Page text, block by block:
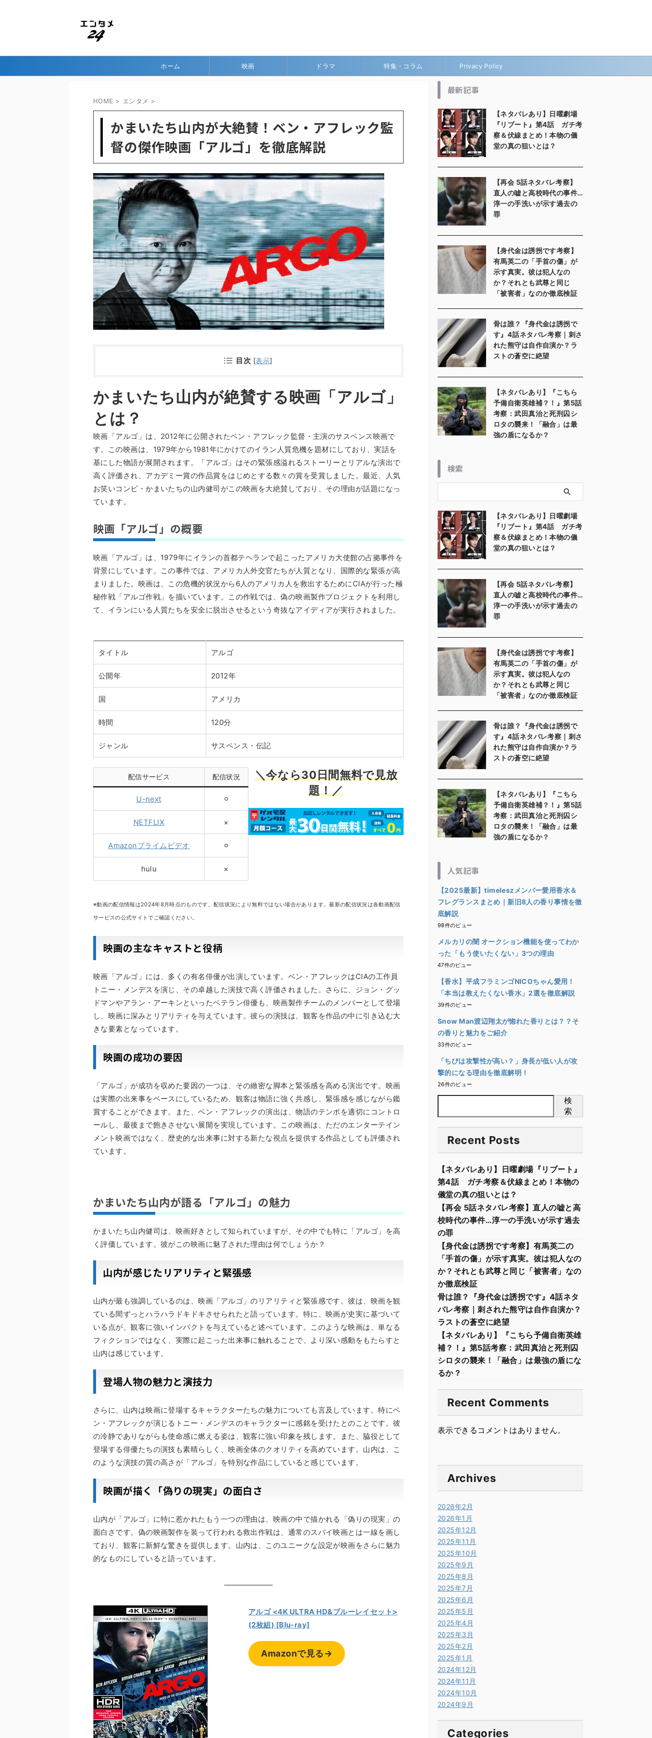
ホーム 映画 ドラマ 特集・コラム Privacy Policy
HOME > エンタメ >
かまいたち山内が大絶賛！ベン・アフレック監
督の傑作映画「アルゴ」を徹底解説
目次 [表示]
かまいたち山内が絶賛する映画「アルゴ」
とは？
映画「アルゴ」は、2012年に公開されたベン・アフレック監督・主演のサスペンス映画で
す。この映画は、1979年から1981年にかけてのイラン人質危機を題材にしており、実話を
基にした物語が展開されます。「アルゴ」はその緊張感溢れるストーリーとリアルな演出で
高く評価され、アカデミー賞の作品賞をはじめとする数々の賞を受賞しました。最近、人気
お笑いコンビ・かまいたちの山内健司がこの映画を大絶賛しており、その理由が話題になっ
ています。
映画「アルゴ」の概要
映画「アルゴ」は、1979年にイランの首都テヘランで起こったアメリカ大使館の占拠事件を
背景にしています。この事件では、アメリカ人外交官たちが人質となり、国際的な緊張が高
まりました。映画は、この危機的状況から6人のアメリカ人を救出するためにCIAが行った極
秘作戦「アルゴ作戦」を描いています。この作戦では、偽の映画製作プロジェクトを利用し
て、イランにいる人質たちを安全に脱出させるという奇抜なアイディアが実行されました。
タイトル アルゴ
公開年 2012年
国 アメリカ
時間 120分
ジャンル サスペンス・伝記
配信サービス 配信状況
U-next ⚪︎
NETFLIX ×
Amazonプライムビデオ ⚪︎
hulu ×
＼今なら30日間無料で見放
題！／
※動画の配信情報は2024年8月時点のものです。配信状況により無料ではない場合があります。最新の配信状況は各動画配信
サービスの公式サイトでご確認ください。
映画の主なキャストと役柄
映画「アルゴ」には、多くの有名俳優が出演しています。ベン・アフレックはCIAの工作員
トニー・メンデスを演じ、その卓越した演技で高く評価されました。さらに、ジョン・グッ
ドマンやアラン・アーキンといったベテラン俳優も、映画製作チームのメンバーとして登場
し、映画に深みとリアリティを与えています。彼らの演技は、観客を作品の中に引き込む大
きな要素となっています。
映画の成功の要因
「アルゴ」が成功を収めた要因の一つは、その緻密な脚本と緊張感を高める演出です。映画
は実際の出来事をベースにしているため、観客は物語に強く共感し、緊張感を感じながら鑑
賞することができます。また、ベン・アフレックの演出は、物語のテンポを適切にコントロ
ールし、最後まで飽きさせない展開を実現しています。この映画は、ただのエンターテイン
メント映画ではなく、歴史的な出来事に対する新たな視点を提供する作品としても評価され
ています。
かまいたち山内が語る「アルゴ」の魅力
かまいたち山内健司は、映画好きとして知られていますが、その中でも特に「アルゴ」を高
く評価しています。彼がこの映画に魅了された理由は何でしょうか？
山内が感じたリアリティと緊張感
山内が最も強調しているのは、映画「アルゴ」のリアリティと緊張感です。彼は、映画を観
ている間ずっとハラハラドキドキさせられたと語っています。特に、映画が史実に基づいて
いる点が、観客に強いインパクトを与えていると述べています。このような映画は、単なる
フィクションではなく、実際に起こった出来事に触れることで、より深い感動をもたらすと
山内は感じています。
登場人物の魅力と演技力
さらに、山内は映画に登場するキャラクターたちの魅力についても言及しています。特にベ
ン・アフレックが演じるトニー・メンデスのキャラクターに感銘を受けたとのことです。彼
の冷静でありながらも使命感に燃える姿は、観客に強い印象を残します。また、脇役として
登場する俳優たちの演技も素晴らしく、映画全体のクオリティを高めています。山内は、こ
のような演技の質の高さが「アルゴ」を特別な作品にしていると感じています。
映画が描く「偽りの現実」の面白さ
山内が「アルゴ」に特に惹かれたもう一つの理由は、映画の中で描かれる「偽りの現実」の
面白さです。偽の映画製作を装って行われる救出作戦は、通常のスパイ映画とは一線を画し
ており、観客に新鮮な驚きを提供します。山内は、このユニークな設定が映画をさらに魅力
的なものにしていると語っています。
アルゴ <4K ULTRA HD&ブルーレイセット>
(2枚組) [Blu-ray]
Amazonで見る→
最新記事
【ネタバレあり】日曜劇場
『リブート』第4話 ガチ考
察＆伏線まとめ！本物の儀
堂の真の狙いとは？
【再会 5話ネタバレ考察】
直人の嘘と高校時代の事件…
淳一の手洗いが示す過去の
罪
【身代金は誘拐です考察】
有馬英二の「手首の傷」が
示す真実。彼は犯人なの
か？それとも武尊と同じ
「被害者」なのか徹底検証
骨は誰？『身代金は誘拐で
す』4話ネタバレ考察｜刺さ
れた熊守は自作自演か？ラ
ストの蒼空に絶望
【ネタバレあり】『こちら
予備自衛英雄補？！』第5話
考察：武田真治と死刑囚シ
ロタの襲来！「融合」は最
強の盾になるか？
検索
【ネタバレあり】日曜劇場
『リブート』第4話 ガチ考
察＆伏線まとめ！本物の儀
堂の真の狙いとは？
【再会 5話ネタバレ考察】
直人の嘘と高校時代の事件…
淳一の手洗いが示す過去の
罪
【身代金は誘拐です考察】
有馬英二の「手首の傷」が
示す真実。彼は犯人なの
か？それとも武尊と同じ
「被害者」なのか徹底検証
骨は誰？『身代金は誘拐で
す』4話ネタバレ考察｜刺さ
れた熊守は自作自演か？ラ
ストの蒼空に絶望
【ネタバレあり】『こちら
予備自衛英雄補？！』第5話
考察：武田真治と死刑囚シ
ロタの襲来！「融合」は最
強の盾になるか？
人気記事
【2025最新】timeleszメンバー愛用香水＆
フレグランスまとめ｜新旧8人の香り事情を徹
底解説
98件のビュー
メルカリの闇 オークション機能を使ってわか
った「もう使いたくない」3つの理由
47件のビュー
【香水】平成フラミンゴNICOちゃん愛用！
「本当は教えたくない香水」2選を徹底解説
39件のビュー
Snow Man渡辺翔太が惚れた香りとは？？そ
の香りと魅力をご紹介
33件のビュー
「ちびは攻撃性が高い？」身長が低い人が攻
撃的になる理由を徹底解明！
26件のビュー
検
索
Recent Posts
【ネタバレあり】日曜劇場『リブート』
第4話 ガチ考察＆伏線まとめ！本物の
儀堂の真の狙いとは？
【再会 5話ネタバレ考察】直人の嘘と高
校時代の事件…淳一の手洗いが示す過去
の罪
【身代金は誘拐です考察】有馬英二の
「手首の傷」が示す真実。彼は犯人なの
か？それとも武尊と同じ「被害者」なの
か徹底検証
骨は誰？『身代金は誘拐です』4話ネタ
バレ考察｜刺された熊守は自作自演か？
ラストの蒼空に絶望
【ネタバレあり】『こちら予備自衛英雄
補？！』第5話考察：武田真治と死刑囚
シロタの襲来！「融合」は最強の盾にな
るか？
Recent Comments
表示できるコメントはありません。
Archives
2026年2月
2026年1月
2025年12月
2025年11月
2025年10月
2025年9月
2025年8月
2025年7月
2025年6月
2025年5月
2025年4月
2025年3月
2025年2月
2025年1月
2024年12月
2024年11月
2024年10月
2024年9月
Categories